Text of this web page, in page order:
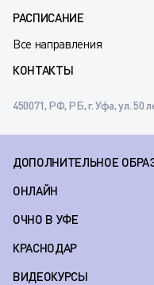
РАСПИСАНИЕ
Все направления
КОНТАКТЫ
450071, РФ, РБ, г. Уфа, ул. 50
ДОПОЛНИТЕЛЬНОЕ
ОНЛАЙН
ОЧНО В УФЕ
КРАСНОДАР
ВИДЕОКУРСЫ